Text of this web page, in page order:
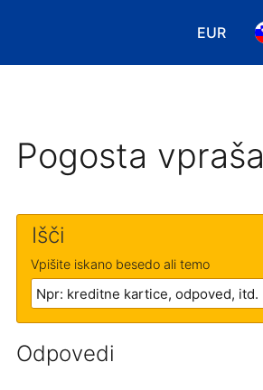
EUR
Izbira
Pogosta
Išči
Vpišite iskano besedo ali temo
Odpovedi